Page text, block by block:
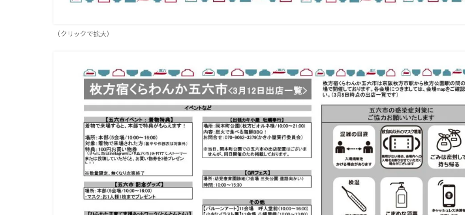
（クリックで拡大）